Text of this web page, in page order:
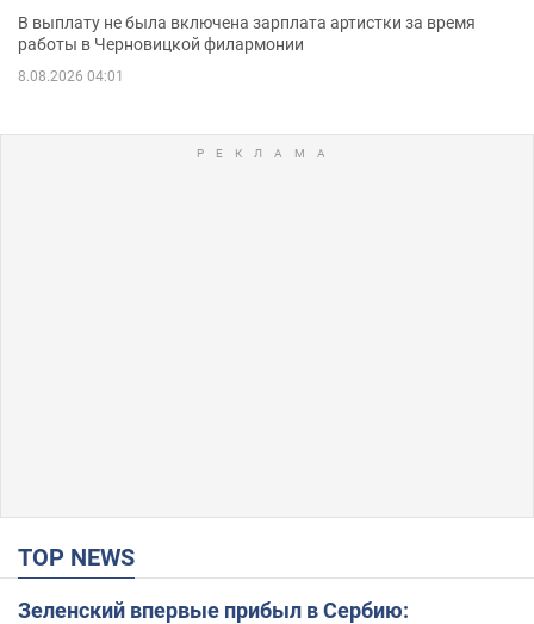
В выплату не была включена зарплата артистки за время
работы в Черновицкой филармонии
8.08.2026 04:01
TOP NEWS
Зеленский впервые прибыл в Сербию: